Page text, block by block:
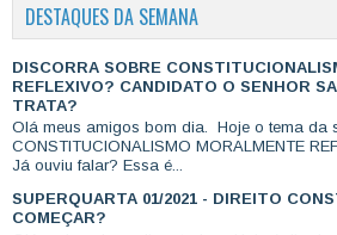
DESTAQUES DA SEMANA
DISCORRA SOBRE
REFLEXIVO? CANDIDATO O SENHOR
TRATA?
Olá meus amigos bom dia. Hoje o tema da
CONSTITUCIONALISMO MORALMENTE
Já ouviu falar? Essa é...
SUPERQUARTA 01/2021 - DIREITO
COMEÇAR?